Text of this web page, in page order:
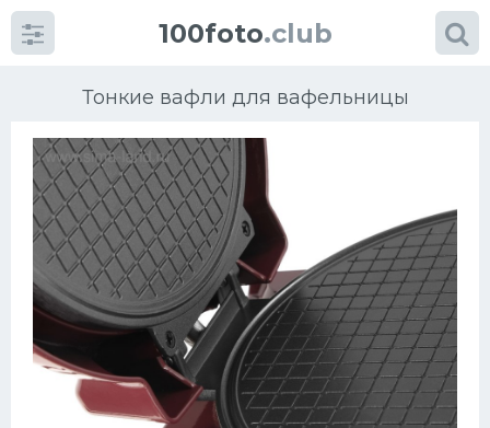
100foto.club
Тонкие вафли для вафельницы
Категории картинок
Супы
Мясные блюда
Печенье